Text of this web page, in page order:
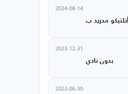
2024-08-14
أتلتيكو مدريد ب
2023-12-31
بدون نادي
2023-06-30